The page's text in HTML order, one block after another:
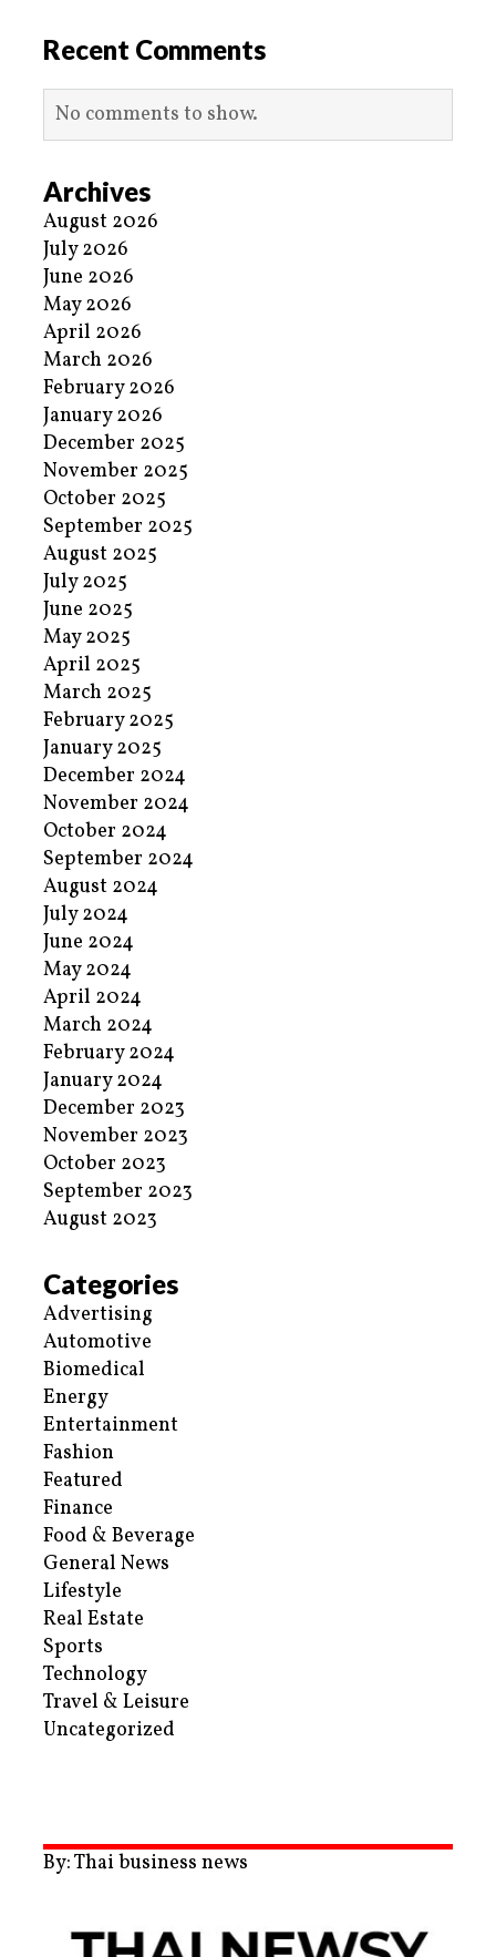
Recent Comments
No comments to show.
Archives
August 2026
July 2026
June 2026
May 2026
April 2026
March 2026
February 2026
January 2026
December 2025
November 2025
October 2025
September 2025
August 2025
July 2025
June 2025
May 2025
April 2025
March 2025
February 2025
January 2025
December 2024
November 2024
October 2024
September 2024
August 2024
July 2024
June 2024
May 2024
April 2024
March 2024
February 2024
January 2024
December 2023
November 2023
October 2023
September 2023
August 2023
Categories
Advertising
Automotive
Biomedical
Energy
Entertainment
Fashion
Featured
Finance
Food & Beverage
General News
Lifestyle
Real Estate
Sports
Technology
Travel & Leisure
Uncategorized
By: Thai business news